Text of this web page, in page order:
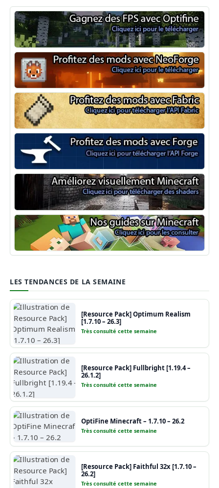
Optifine
NeoForge
Minecraft Fabric
Minecraft Forge
Shaders Minecraft
Guide Minecraft
LES TENDANCES DE LA SEMAINE
[Resource Pack] Optimum Realism
[1.7.10 – 26.3]
Très consulté cette semaine
[Resource Pack] Fullbright [1.19.4 –
26.1.2]
Très consulté cette semaine
OptiFine Minecraft – 1.7.10 – 26.2
Très consulté cette semaine
[Resource Pack] Faithful 32x [1.7.10 –
26.2]
Très consulté cette semaine